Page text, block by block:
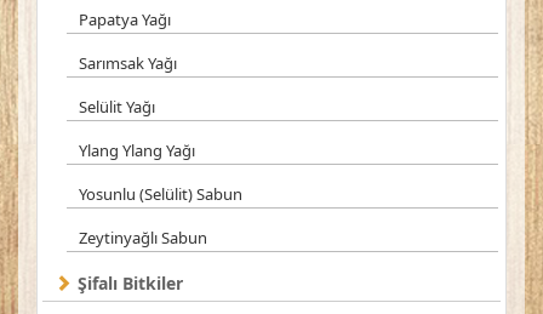
Papatya Yağı
Sarımsak Yağı
Selülit Yağı
Ylang Ylang Yağı
Yosunlu (Selülit) Sabun
Zeytinyağlı Sabun
Şifalı Bitkiler